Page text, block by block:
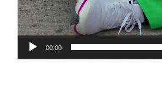
00:00